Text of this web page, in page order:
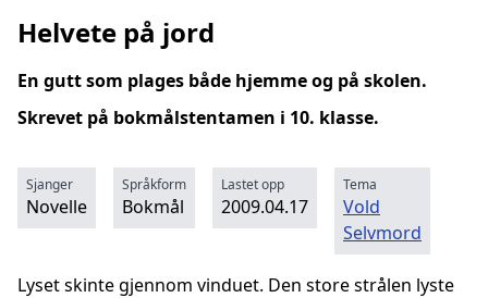
Helvete på jord
En gutt som plages både hjemme og på skolen.
Skrevet på bokmålstentamen i 10. klasse.
Sjanger
Novelle
Språkform
Bokmål
Lastet opp
2009.04.17
Tema
Vold
Selvmord
Lyset skinte gjennom vinduet. Den store strålen lyste